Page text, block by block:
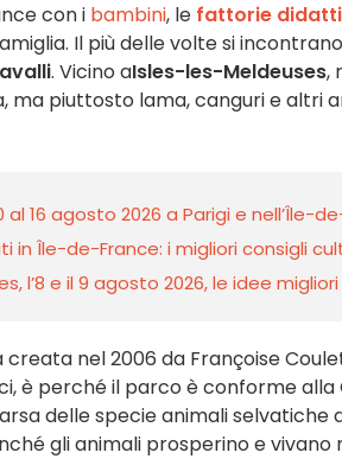
con i bambini, le fattorie
Il più delle volte si incontrano
. Vicino aIsles-les-Meldeuses,
piuttosto lama, canguri e altri
16 agosto 2026 a Parigi e nell’Île-
Île-de-France: i migliori consigli
l’8 e il 9 agosto 2026, le idee migliori
creata nel 2006 da Françoise
è perché il parco è conforme alla
delle specie animali selvatiche
gli animali prosperino e vivano